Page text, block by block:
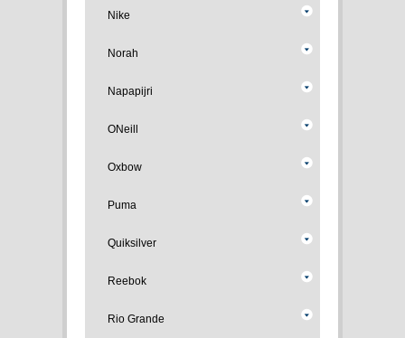
Nike
Norah
Napapijri
ONeill
Oxbow
Puma
Quiksilver
Reebok
Rio Grande